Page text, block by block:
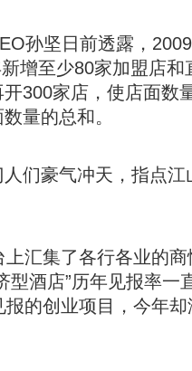
坚日前透露，2009
增至少80家加盟店
300家店，使店面数
量的总和。
豪气冲天，指点江
集了各行各业的商
型酒店”历年见报率一
的创业项目，今年